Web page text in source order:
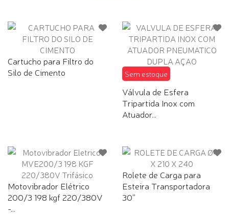
Cartucho para Filtro do
Silo de Cimento
Sem estoque
Válvula de Esfera
Tripartida Inox com
Atuador...
Motovibrador Elétrico
200/3 198 kgf 220/380V
-...
Rolete de Carga para
Esteira Transportadora
30''